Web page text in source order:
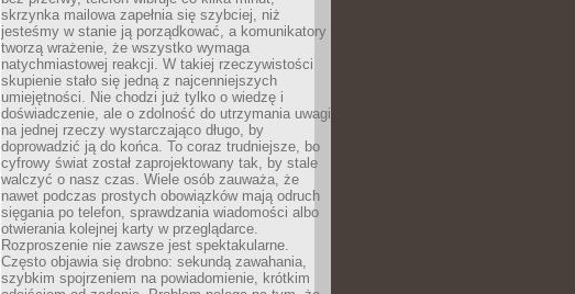
skrzynka mailowa zapełnia się szybciej, niż
jesteśmy w stanie ją porządkować, a komunikatory
tworzą wrażenie, że wszystko wymaga
natychmiastowej reakcji. W takiej rzeczywistości
skupienie stało się jedną z najcenniejszych
umiejętności. Nie chodzi już tylko o wiedzę i
doświadczenie, ale o zdolność do utrzymania uwagi
na jednej rzeczy wystarczająco długo, by
doprowadzić ją do końca. To coraz trudniejsze, bo
cyfrowy świat został zaprojektowany tak, by stale
walczyć o nasz czas. Wiele osób zauważa, że
nawet podczas prostych obowiązków mają odruch
sięgania po telefon, sprawdzania wiadomości albo
otwierania kolejnej karty w przeglądarce.
Rozproszenie nie zawsze jest spektakularne.
Często objawia się drobno: sekundą zawahania,
szybkim spojrzeniem na powiadomienie, krótkim